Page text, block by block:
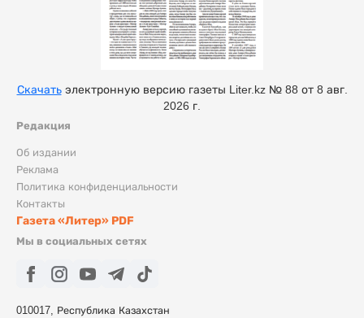
Редакция
Об издании
Реклама
Политика конфиденциальности
Контакты
Газета «Литер» PDF
Мы в социальных сетях
010017, Республика Казахстан
Скачатьэлектронную версию газеты Liter.kz № 88 от 8 авг.
2026 г.